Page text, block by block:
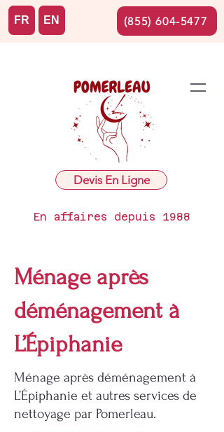
Devis En Ligne
En affaires depuis 1988
FR EN (855) 604-5477
Ménage après
déménagement à
L’Épiphanie
Ménage après déménagement à
L’Épiphanie et autres services de
nettoyage par Pomerleau.